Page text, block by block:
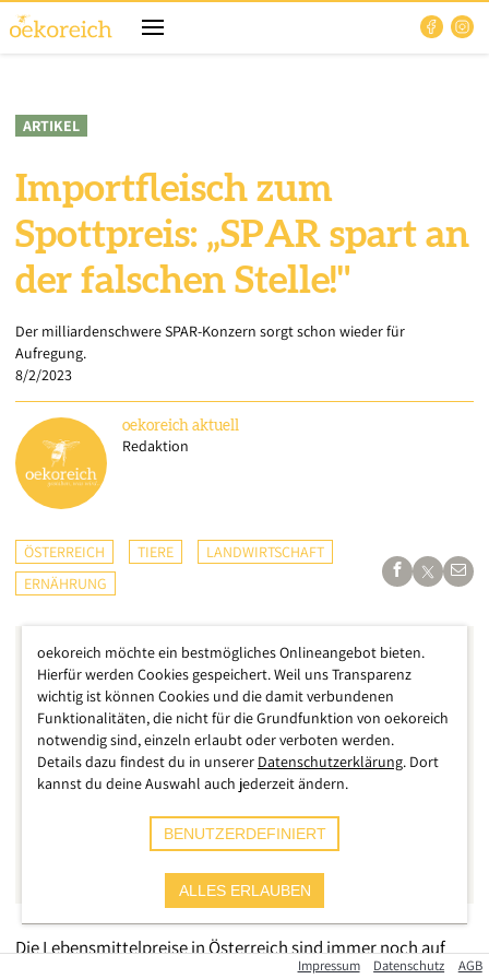
ARTIKEL
Importfleisch zum
Spottpreis: „SPAR spart an
der falschen Stelle!"
Der milliardenschwere SPAR-Konzern sorgt schon wieder für
Aufregung.
8/2/2023
oekoreich aktuell
Redaktion
ÖSTERREICH TIERE
LANDWIRTSCHAFT
ERNÄHRUNG
Die Lebensmittelpreise in Österreich sind immer noch auf
einem Rekordhoch, das bildet sich vor allem bei
Impressum Datenschutz AGB
oekoreich möchte ein bestmögliches Onlineangebot bieten.
Hierfür werden Cookies gespeichert. Weil uns Transparenz
wichtig ist können Cookies und die damit verbundenen
Funktionalitäten, die nicht für die Grundfunktion von oekoreich
notwendig sind, einzeln erlaubt oder verboten werden.
Details dazu findest du in unserer Datenschutzerklärung. Dort
kannst du deine Auswahl auch jederzeit ändern.
BENUTZERDEFINIERT
ALLES ERLAUBEN